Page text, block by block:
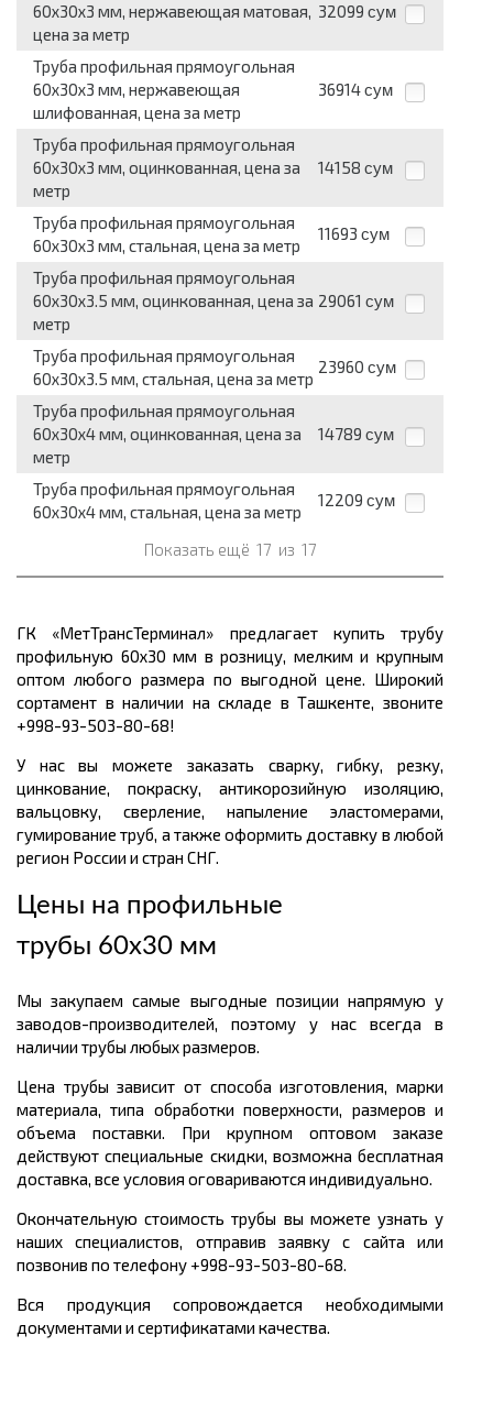
60x30x3 мм, нержавеющая матовая,
цена за метр
32099 сум
Труба профильная прямоугольная
60x30x3 мм, нержавеющая
шлифованная, цена за метр
36914 сум
Труба профильная прямоугольная
60x30x3 мм, оцинкованная, цена за
метр
14158 сум
Труба профильная прямоугольная
60x30x3 мм, стальная, цена за метр
11693 сум
Труба профильная прямоугольная
60x30x3.5 мм, оцинкованная, цена за
метр
29061 сум
Труба профильная прямоугольная
60x30x3.5 мм, стальная, цена за метр
23960 сум
Труба профильная прямоугольная
60x30x4 мм, оцинкованная, цена за
метр
14789 сум
Труба профильная прямоугольная
60x30x4 мм, стальная, цена за метр
12209 сум
Показать ещё 17 из 17
ГК «МетТрансТерминал» предлагает купить трубу
профильную 60х30 мм в розницу, мелким и крупным
оптом любого размера по выгодной цене. Широкий
сортамент в наличии на складе в Ташкенте, звоните
+998-93-503-80-68!
У нас вы можете заказать сварку, гибку, резку,
цинкование, покраску, антикорозийную изоляцию,
вальцовку, сверление, напыление эластомерами,
гумирование труб, а также оформить доставку в любой
регион России и стран СНГ.
Цены на профильные
трубы 60х30 мм
Мы закупаем самые выгодные позиции напрямую у
заводов-производителей, поэтому у нас всегда в
наличии трубы любых размеров.
Цена трубы зависит от способа изготовления, марки
материала, типа обработки поверхности, размеров и
объема поставки. При крупном оптовом заказе
действуют специальные скидки, возможна бесплатная
доставка, все условия оговариваются индивидуально.
Окончательную стоимость трубы вы можете узнать у
наших специалистов, отправив заявку с сайта или
позвонив по телефону +998-93-503-80-68.
Вся продукция сопровождается необходимыми
документами и сертификатами качества.